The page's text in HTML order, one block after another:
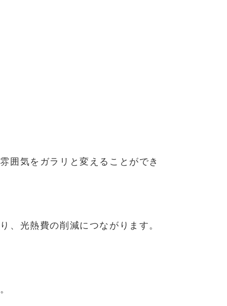
囲気をガラリと変えることができ
、光熱費の削減につながります。